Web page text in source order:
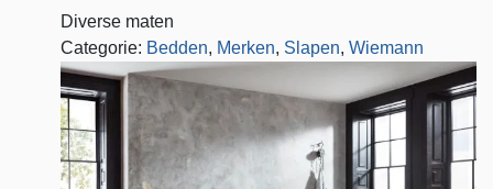
Diverse maten
Categorie: Bedden, Merken, Slapen, Wiemann